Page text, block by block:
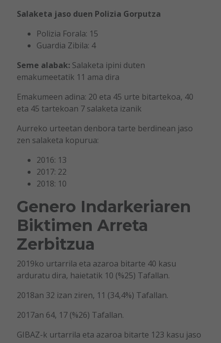
Salaketa jaso duen Polizia Gorputza
Polizia Forala: 15
Guardia Zibila: 4
Seme alabak: Salaketa ipini duten
emakumeetatik 11 ama dira
Emakumeen adina: 20 eta 45 urte bitartekoa, 40
eta 45 tartekoan 7 salaketa izanik
Aurreko urteetan denbora tarte berdinean jaso
zen salaketa kopurua:
2016: 13
2017: 22
2018: 10
Genero Indarkeriaren
Biktimen Arreta
Zerbitzua
2019ko urtarrila eta azaroa bitarte 40 kasu
arduratu dira, haietatik 10 (%25) Tafallan.
2018an 32 izan ziren, 11 (34,4%) Tafallan.
2017an 64, 17 (%26) Tafallan.
GIBAZ-k urtarrila eta azaroa bitarte 123 kasu jaso